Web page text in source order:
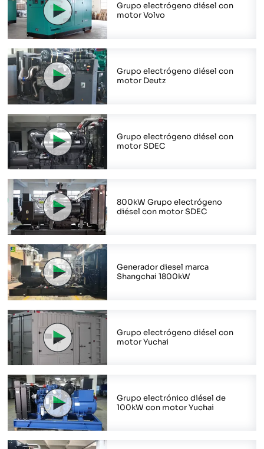
Grupo electrógeno diésel con
motor Volvo
Grupo electrógeno diésel con
motor Deutz
Grupo electrógeno diésel con
motor SDEC
800kW Grupo electrógeno
diésel con motor SDEC
Generador diesel marca
Shangchai 1800kW
Grupo electrógeno diésel con
motor Yuchai
Grupo electrónico diésel de
100kW con motor Yuchai